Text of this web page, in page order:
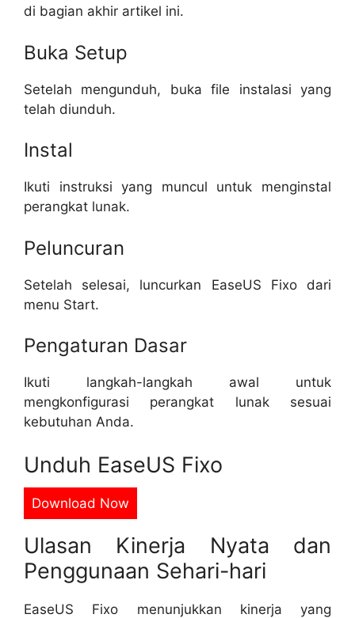
di bagian akhir artikel ini.
Buka Setup
Setelah mengunduh, buka file instalasi yang
telah diunduh.
Instal
Ikuti instruksi yang muncul untuk menginstal
perangkat lunak.
Peluncuran
Setelah selesai, luncurkan EaseUS Fixo dari
menu Start.
Pengaturan Dasar
Ikuti langkah-langkah awal untuk
mengkonfigurasi perangkat lunak sesuai
kebutuhan Anda.
Unduh EaseUS Fixo
Download Now
Ulasan Kinerja Nyata dan
Penggunaan Sehari-hari
EaseUS Fixo menunjukkan kinerja yang